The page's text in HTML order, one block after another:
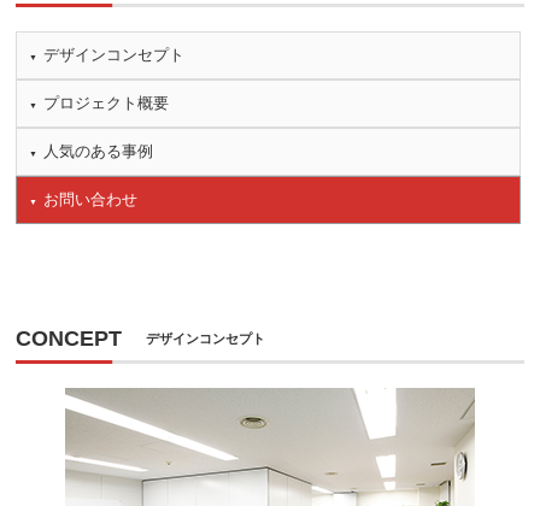
デザインコンセプト
プロジェクト概要
人気のある事例
お問い合わせ
CONCEPT デザインコンセプト